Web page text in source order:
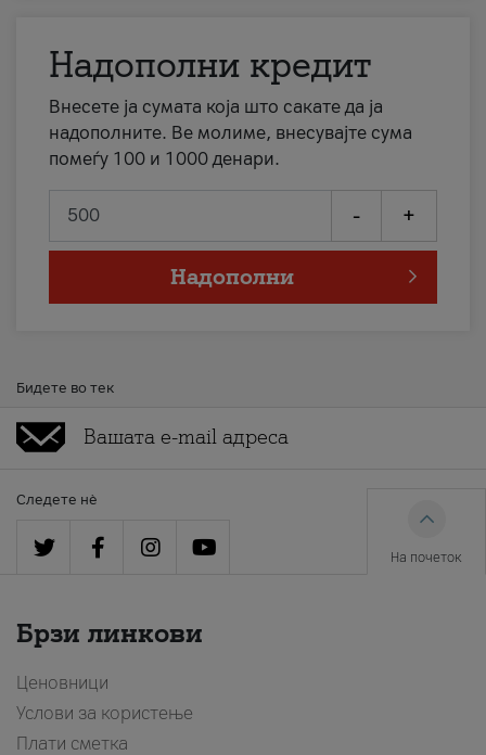
Надополни кредит
Внесете ја сумата која што сакате да ја
надополните. Ве молиме, внесувајте сума
помеѓу 100 и 1000 денари.
- +
Надополни
Бидете во тек
Следете нè
На почеток
Брзи линкови
Ценовници
Услови за користење
Плати сметка